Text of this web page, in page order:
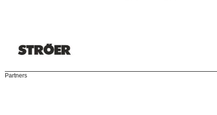
Partners